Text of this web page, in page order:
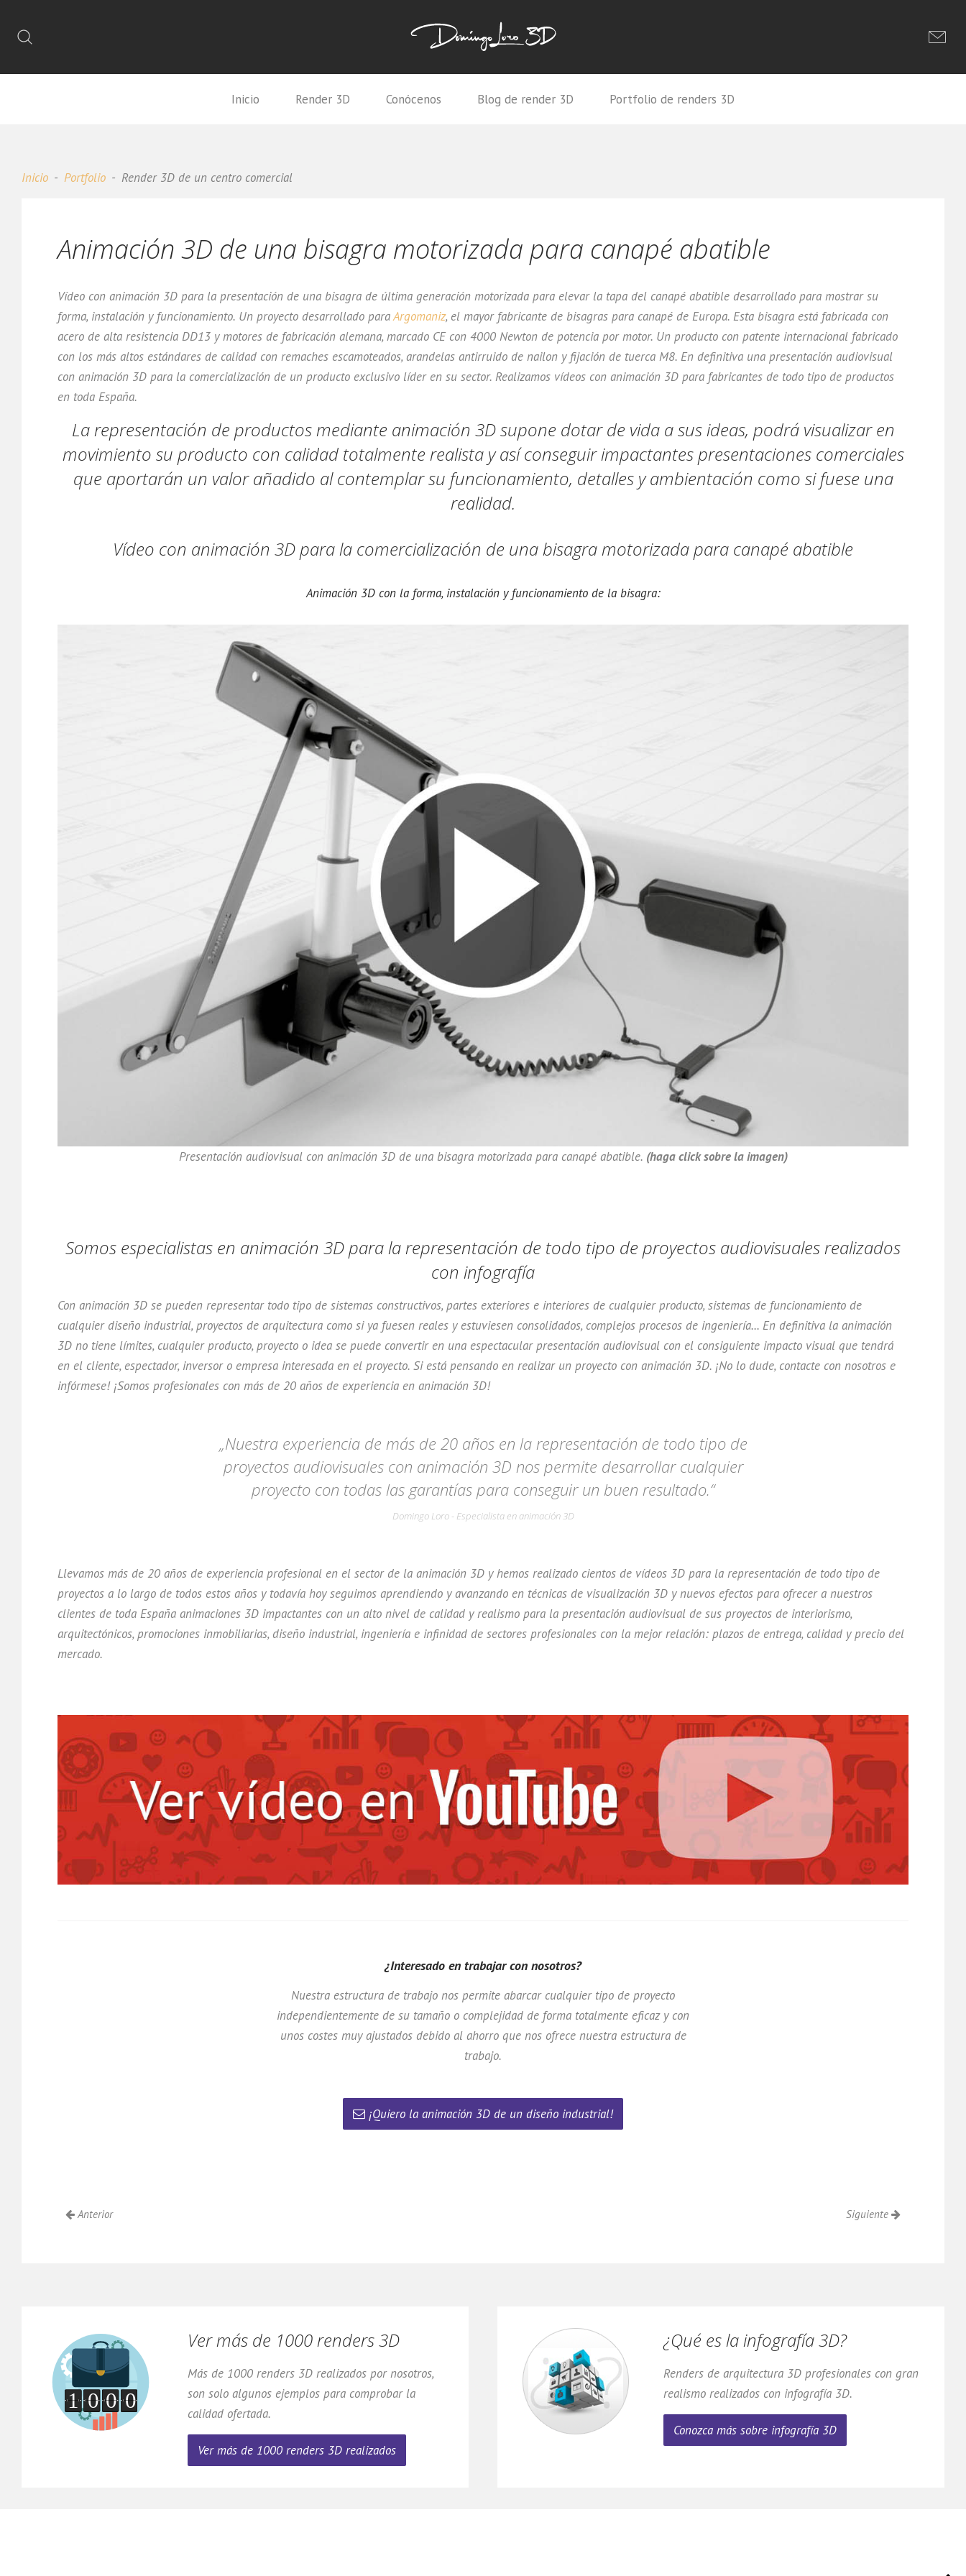
Inicio Render 3D Conócenos Blog de render 3D Portfolio de renders 3D
Inicio Portfolio Render 3D de un centro comercial
Animación 3D de una bisagra motorizada para canapé abatible
Vídeo con animación 3D para la presentación de una bisagra de última generación motorizada para elevar la tapa del canapé abatible desarrollado para mostrar su
forma, instalación y funcionamiento. Un proyecto desarrollado paraArgomaniz, el mayor fabricante de bisagras para canapé de Europa. Esta bisagra está fabricada con
acero de alta resistencia DD13 y motores de fabricación alemana, marcado CE con 4000 Newton de potencia por motor. Un producto con patente internacional fabricado
con los más altos estándares de calidad con remaches escamoteados, arandelas antirruido de nailon y fijación de tuerca M8. En definitiva una presentación audiovisual
con animación 3D para la comercialización de un producto exclusivo líder en su sector. Realizamos vídeos con animación 3D para fabricantes de todo tipo de productos
en toda España.
La representación de productos mediante animación 3D supone dotar de vida a sus ideas, podrá visualizar en
movimiento su producto con calidad totalmente realista y así conseguir impactantes presentaciones comerciales
que aportarán un valor añadido al contemplar su funcionamiento, detalles y ambientación como si fuese una
realidad.
Vídeo con animación 3D para la comercialización de una bisagra motorizada para canapé abatible
Animación 3D con la forma, instalación y funcionamiento de la bisagra:
Presentación audiovisual con animación 3D de una bisagra motorizada para canapé abatible. (haga click sobre la imagen)
Somos especialistas en animación 3D para la representación de todo tipo de proyectos audiovisuales realizados
con infografía
Con animación 3D se pueden representar todo tipo de sistemas constructivos, partes exteriores e interiores de cualquier producto, sistemas de funcionamiento de
cualquier diseño industrial, proyectos de arquitectura como si ya fuesen reales y estuviesen consolidados, complejos procesos de ingeniería... En definitiva la animación
3D no tiene límites, cualquier producto, proyecto o idea se puede convertir en una espectacular presentación audiovisual con el consiguiente impacto visual que tendrá
en el cliente, espectador, inversor o empresa interesada en el proyecto. Si está pensando en realizar un proyecto con animación 3D. ¡No lo dude, contacte con nosotros e
infórmese! ¡Somos profesionales con más de 20 años de experiencia en animación 3D!
„Nuestra experiencia de más de 20 años en la representación de todo tipo de
proyectos audiovisuales con animación 3D nos permite desarrollar cualquier
proyecto con todas las garantías para conseguir un buen resultado.“
Domingo Loro - Especialista en animación 3D
Llevamos más de 20 años de experiencia profesional en el sector de la animación 3D y hemos realizado cientos de vídeos 3D para la representación de todo tipo de
proyectos a lo largo de todos estos años y todavía hoy seguimos aprendiendo y avanzando en técnicas de visualización 3D y nuevos efectos para ofrecer a nuestros
clientes de toda España animaciones 3D impactantes con un alto nivel de calidad y realismo para la presentación audiovisual de sus proyectos de interiorismo,
arquitectónicos, promociones inmobiliarias, diseño industrial, ingeniería e infinidad de sectores profesionales con la mejor relación: plazos de entrega, calidad y precio del
mercado.
¿Interesado en trabajar con nosotros?
Nuestra estructura de trabajo nos permite abarcar cualquier tipo de proyecto
independientemente de su tamaño o complejidad de forma totalmente eficaz y con
unos costes muy ajustados debido al ahorro que nos ofrece nuestra estructura de
trabajo.
¡Quiero la animación 3D de un diseño industrial!
Anterior Siguiente
Ver más de 1000 renders 3D
Más de 1000 renders 3D realizados por nosotros,
son solo algunos ejemplos para comprobar la
calidad ofertada.
Ver más de 1000 renders 3D realizados
¿Qué es la infografía 3D?
Renders de arquitectura 3D profesionales con gran
realismo realizados con infografía 3D.
Conozca más sobre infografía 3D
DL
Domingo Loro 3D
Asistente virtual